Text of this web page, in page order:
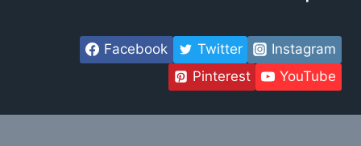
Facebook Twitter
Instagram
Pinterest
YouTube